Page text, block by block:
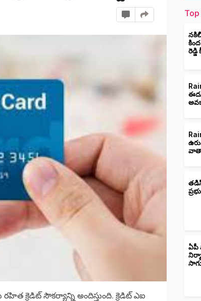
రహిత క్రెడిట్ సౌకర్యాన్ని అందిస్తుంది. క్రెడిట్ ఎఐ
రెడ్డి
ఏపీ